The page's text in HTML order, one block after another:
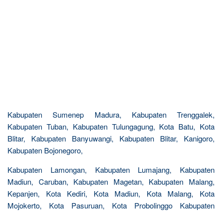
Kabupaten Sumenep Madura, Kabupaten Trenggalek,
Kabupaten Tuban, Kabupaten Tulungagung, Kota Batu, Kota
Blitar, Kabupaten Banyuwangi, Kabupaten Blitar, Kanigoro,
Kabupaten Bojonegoro,
Kabupaten Lamongan, Kabupaten Lumajang, Kabupaten
Madiun, Caruban, Kabupaten Magetan, Kabupaten Malang,
Kepanjen, Kota Kediri, Kota Madiun, Kota Malang, Kota
Mojokerto, Kota Pasuruan, Kota Probolinggo Kabupaten